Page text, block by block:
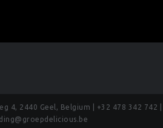
4, 2440 Geel, Belgium | +32 478 342 742 |